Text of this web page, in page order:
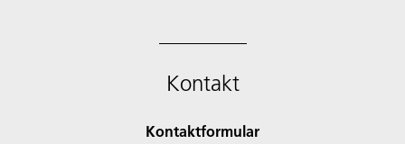
Kontakt
Kontaktformular